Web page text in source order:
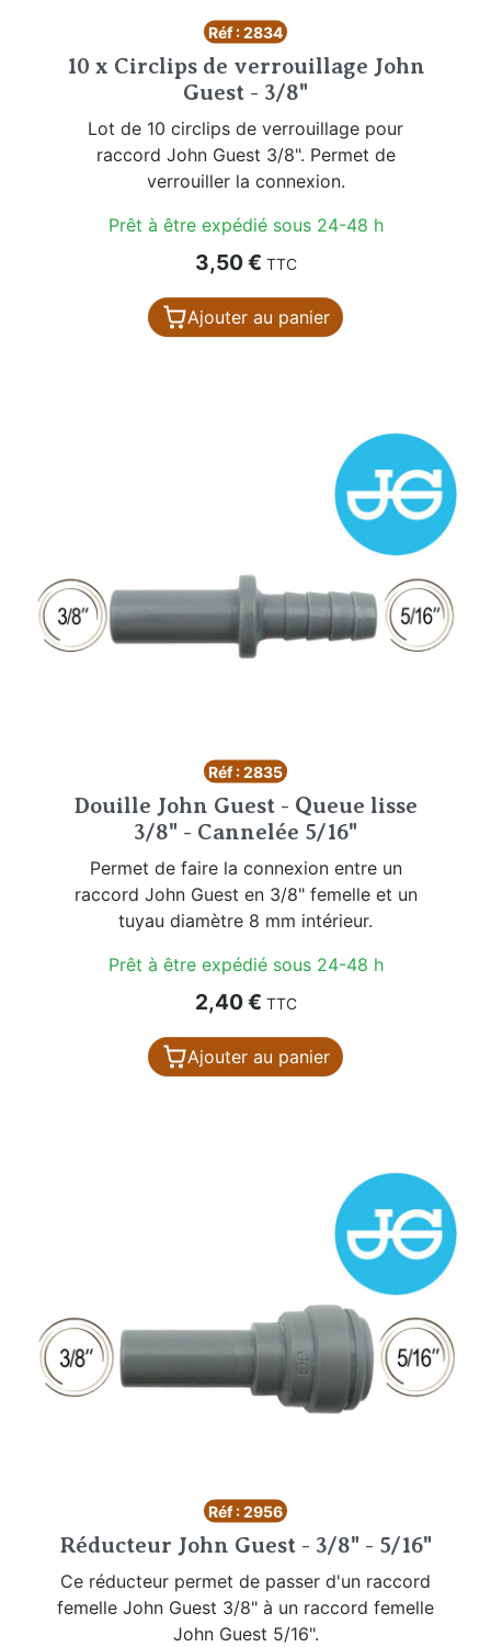
Réf : 2834
10 x Circlips de verrouillage John
Guest - 3/8"
Lot de 10 circlips de verrouillage pour
raccord John Guest 3/8". Permet de
verrouiller la connexion.
Prêt à être expédié sous 24-48 h
Prix
3,50 € TTC
Ajouter au panier
Réf : 2835
Douille John Guest - Queue lisse
3/8" - Cannelée 5/16"
Permet de faire la connexion entre un
raccord John Guest en 3/8" femelle et un
tuyau diamètre 8 mm intérieur.
Prêt à être expédié sous 24-48 h
Prix
2,40 € TTC
Ajouter au panier
Réf : 2956
Réducteur John Guest - 3/8" - 5/16"
Ce réducteur permet de passer d'un raccord
femelle John Guest 3/8" à un raccord femelle
John Guest 5/16".